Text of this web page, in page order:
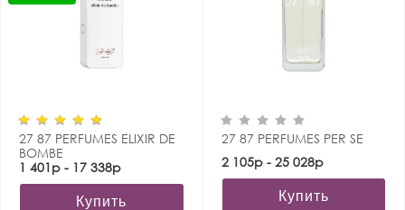
27 87 PERFUMES ELIXIR DE
BOMBE
1 401р - 17 338р
Купить
27 87 PERFUMES PER SE
2 105р - 25 028р
Купить